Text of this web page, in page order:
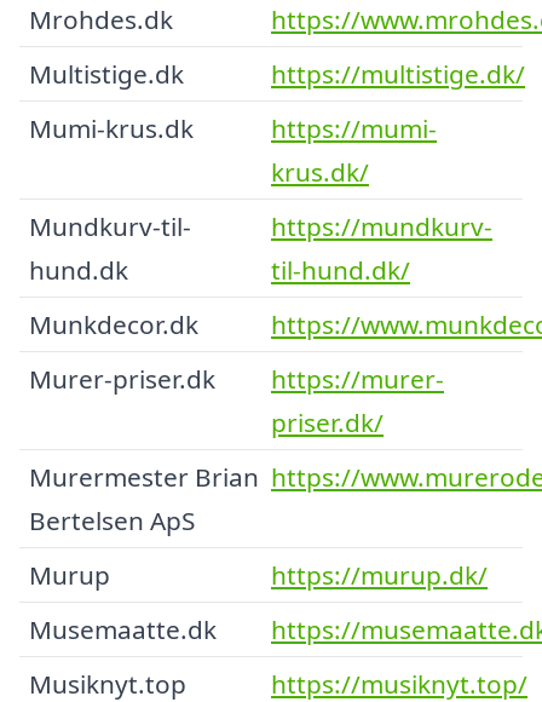
Mrohdes.dk
https://
Multistige.dk
https://multistige.dk/
Mumi-krus.dk
https://mumi-
krus.dk/
Mundkurv-til-
hund.dk
https://mundkurv-
til-hund.dk/
Munkdecor.dk
https://
Murer-priser.dk
https://murer-
priser.dk/
Murermester Brian
Bertelsen ApS
https://
Murup
https://murup.dk/
Musemaatte.dk
https://
Musiknyt.top
https://musiknyt.top/